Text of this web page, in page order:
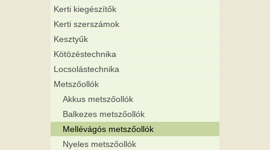
Kerti kiegészítők
Kerti szerszámok
Kesztyűk
Kötözéstechnika
Locsolástechnika
Metszőollók
Akkus metszőollók
Balkezes metszőollók
Mellévágós metszőollók
Nyeles metszőollók